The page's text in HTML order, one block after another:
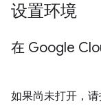
设置环境
在 Google
如果尚未打开，请